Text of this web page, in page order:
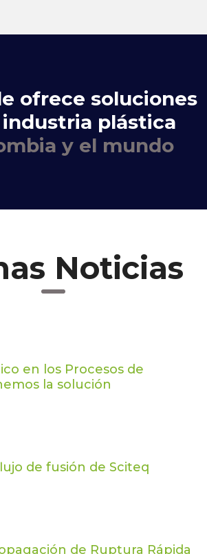
ofrece soluciones
industria plástica
y el mundo
Noticias
en los Procesos de
la solución
de fusión de Sciteq
de Ruptura Rápida